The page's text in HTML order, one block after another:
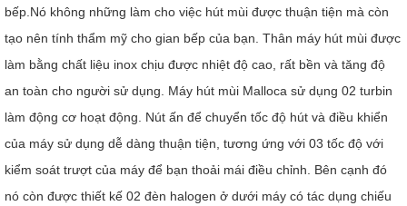
bếp.Nó không những làm cho việc hút mùi được thuận tiện mà còn
tạo nên tính thẩm mỹ cho gian bếp của bạn. Thân máy hút mùi được
làm bằng chất liệu inox chịu được nhiệt độ cao, rất bền và tăng độ
an toàn cho người sử dụng. Máy hút mùi Malloca sử dụng 02 turbin
làm động cơ hoạt động. Nút ấn để chuyển tốc độ hút và điều khiển
của máy sử dụng dễ dàng thuận tiện, tương ứng với 03 tốc độ với
kiểm soát trượt của máy để bạn thoải mái điều chỉnh. Bên cạnh đó
nó còn được thiết kế 02 đèn halogen ở dưới máy có tác dụng chiếu